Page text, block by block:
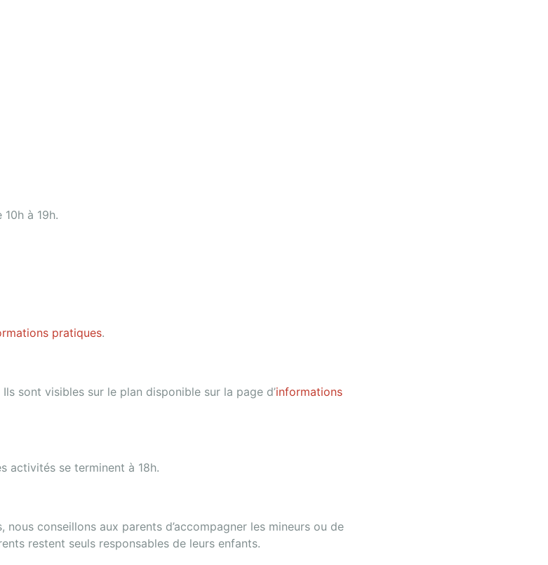
à 19h.
pratiques.
sont visibles sur le plan disponible sur la page d’informations
activités se terminent à 18h.
conseillons aux parents d’accompagner les mineurs ou de
restent seuls responsables de leurs enfants.